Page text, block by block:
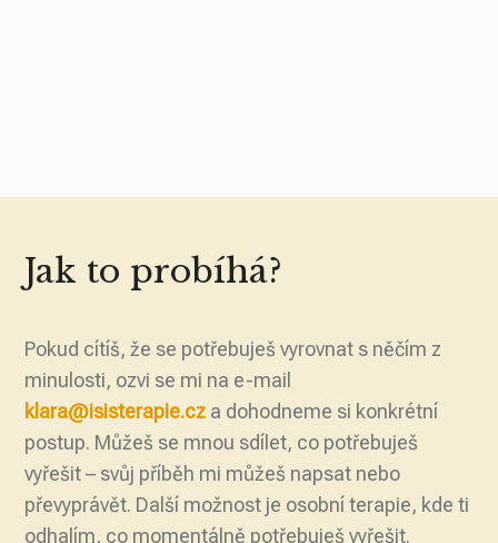
Jak to probíhá?
Pokud cítíš, že se potřebuješ vyrovnat s něčím z
minulosti, ozvi se mi na e-mail
klara@isisterapie.cz a dohodneme si konkrétní
postup. Můžeš se mnou sdílet, co potřebuješ
vyřešit – svůj příběh mi můžeš napsat nebo
převyprávět. Další možnost je osobní terapie, kde ti
odhalím, co momentálně potřebuješ vyřešit.